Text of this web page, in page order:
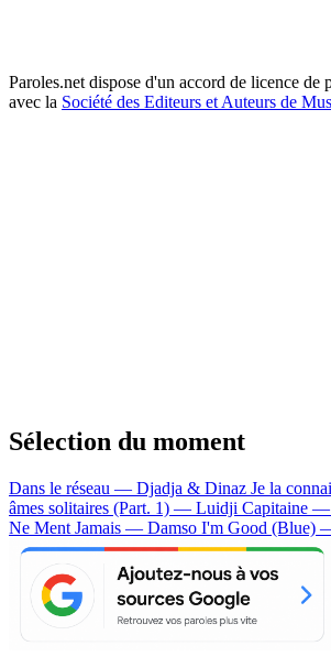
Paroles.net dispose d'un accord de licence de
avec la Société des Editeurs et Auteurs de
Sélection du moment
Dans le réseau — Djadja & Dinaz Je la
âmes solitaires (Part. 1) — Luidji Capitaine
Ne Ment Jamais — Damso I'm Good (Blue)